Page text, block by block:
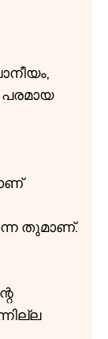
പരമായ
തുമാണ്.